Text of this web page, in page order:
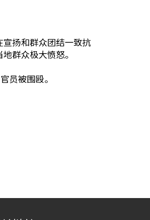
扬和群众团结一致抗
群众极大愤怒。
员被围殴。